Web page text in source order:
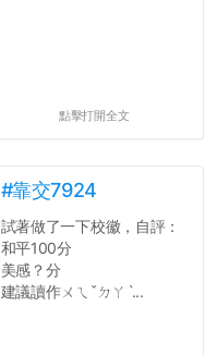
點擊打開全文
#靠交7924
試著做了一下校徽，自評：
和平100分
美感？分
建議讀作ㄨㄟˇㄉㄚˋ...